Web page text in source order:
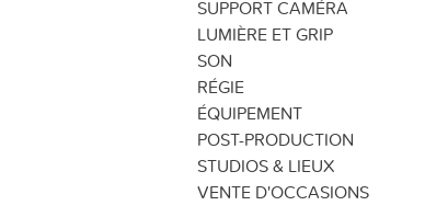
SUPPORT CAMÉRA
LUMIÈRE ET GRIP
SON
RÉGIE
ÉQUIPEMENT
POST-PRODUCTION
STUDIOS & LIEUX
VENTE D'OCCASIONS